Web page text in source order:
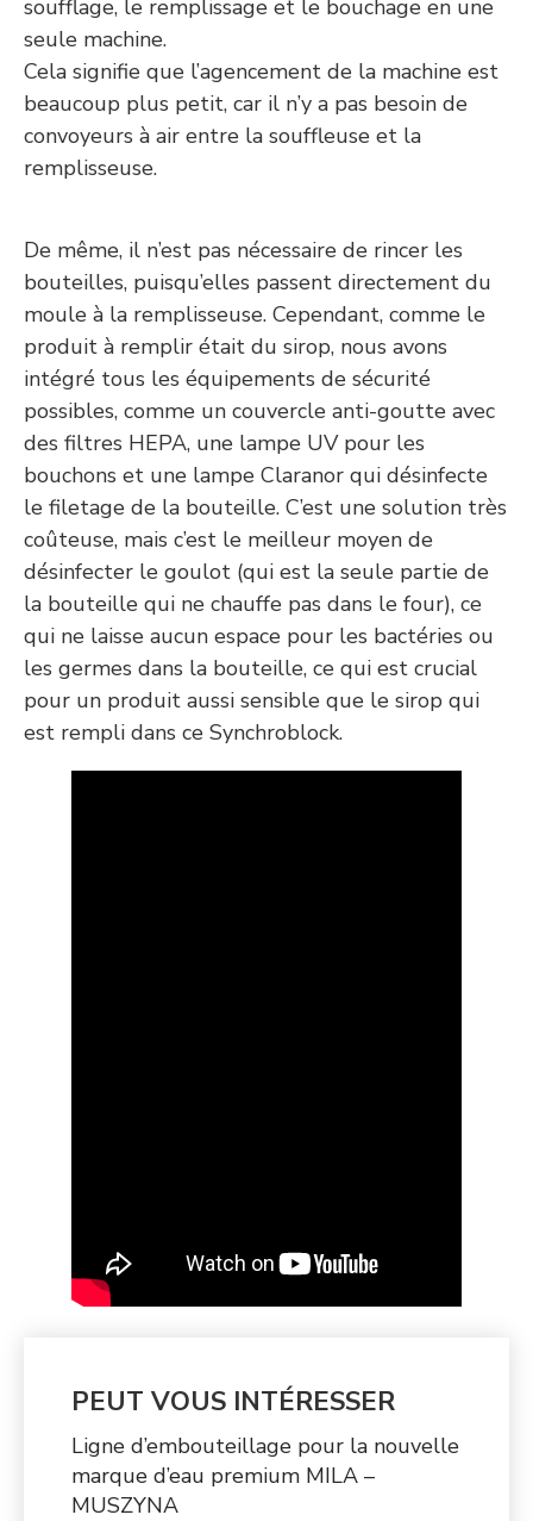
soufflage, le remplissage et le bouchage en une
seule machine.
Cela signifie que l’agencement de la machine est
beaucoup plus petit, car il n’y a pas besoin de
convoyeurs à air entre la souffleuse et la
remplisseuse.
De même, il n’est pas nécessaire de rincer les
bouteilles, puisqu’elles passent directement du
moule à la remplisseuse. Cependant, comme le
produit à remplir était du sirop, nous avons
intégré tous les équipements de sécurité
possibles, comme un couvercle anti-goutte avec
des filtres HEPA, une lampe UV pour les
bouchons et une lampe Claranor qui désinfecte
le filetage de la bouteille. C’est une solution très
coûteuse, mais c’est le meilleur moyen de
désinfecter le goulot (qui est la seule partie de
la bouteille qui ne chauffe pas dans le four), ce
qui ne laisse aucun espace pour les bactéries ou
les germes dans la bouteille, ce qui est crucial
pour un produit aussi sensible que le sirop qui
est rempli dans ce Synchroblock.
PEUT VOUS INTÉRESSER
Ligne d’embouteillage pour la nouvelle
marque d’eau premium MILA –
MUSZYNA